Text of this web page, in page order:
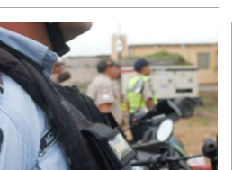
condenó este martes el